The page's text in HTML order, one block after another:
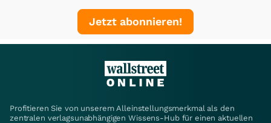
Jetzt abonnieren!
Profitieren Sie von unserem Alleinstellungsmerkmal als den
zentralen verlagsunabhängigen Wissens-Hub für einen aktuellen